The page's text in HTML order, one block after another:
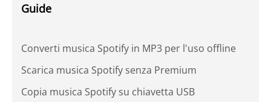
Guide
Converti musica Spotify in MP3 per l'uso offline
Scarica musica Spotify senza Premium
Copia musica Spotify su chiavetta USB